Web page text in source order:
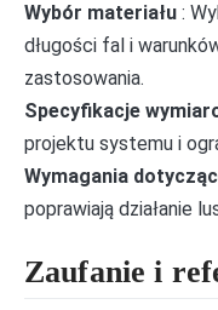
Wybór materiału :
długości fal i
zastosowania.
Specyfikacje
projektu systemu i
Wymagania
poprawiają działanie
Zaufanie i